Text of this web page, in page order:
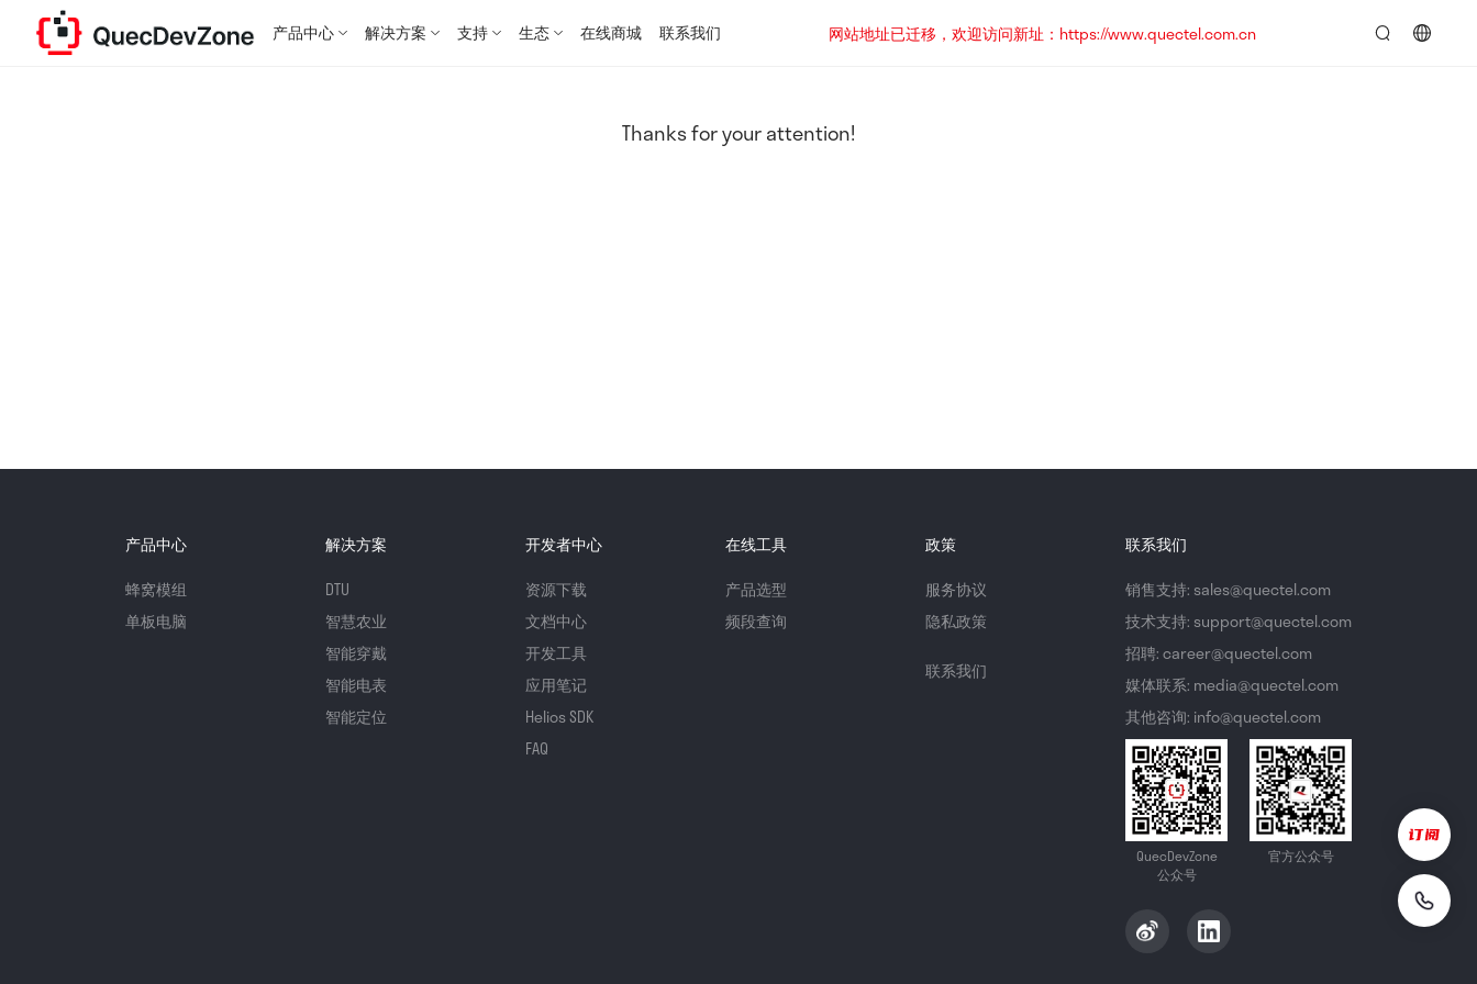
产品中心 解决方案 支持 生态 在线商城 联系我们
网站地址已迁移，欢迎访问新址：https://www.quectel.com.cn
Thanks for your attention!
产品中心
蜂窝模组
单板电脑
解决方案
DTU
智慧农业
智能穿戴
智能电表
智能定位
开发者中心
资源下载
文档中心
开发工具
应用笔记
Helios SDK
FAQ
在线工具
产品选型
频段查询
政策
服务协议
隐私政策
联系我们
联系我们
销售支持: sales@quectel.com
技术支持: support@quectel.com
招聘: career@quectel.com
媒体联系: media@quectel.com
其他咨询: info@quectel.com
QuecDevZone
公众号
官方公众号